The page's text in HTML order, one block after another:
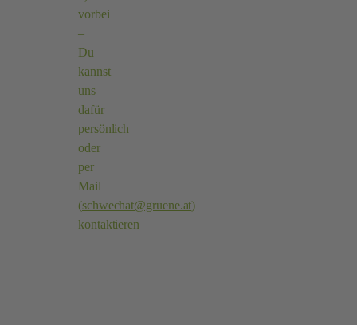
vorbei
–
Du
kannst
uns
dafür
persönlich
oder
per
Mail
(schwechat@gruene.at)
kontaktieren